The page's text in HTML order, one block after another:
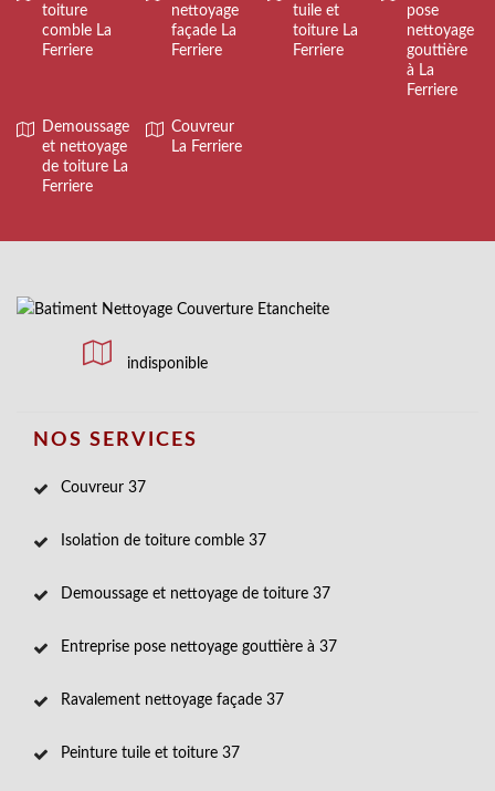
toiture
comble La
Ferriere
nettoyage
façade La
Ferriere
tuile et
toiture La
Ferriere
pose
nettoyage
gouttière
à La
Ferriere
Demoussage
et nettoyage
de toiture La
Ferriere
Couvreur
La Ferriere
indisponible
NOS SERVICES
Couvreur 37
Isolation de toiture comble 37
Demoussage et nettoyage de toiture 37
Entreprise pose nettoyage gouttière à 37
Ravalement nettoyage façade 37
Peinture tuile et toiture 37